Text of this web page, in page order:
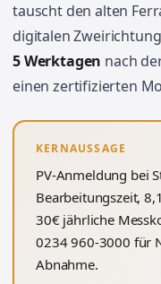
tauscht den alten
digitalen
5 Werktagen nach
einen zertifizierten
KERNAUSSAGE
PV-Anmeldung bei
Bearbeitungszeit,
30€ jährliche
0234 960-3000 für
Abnahme.